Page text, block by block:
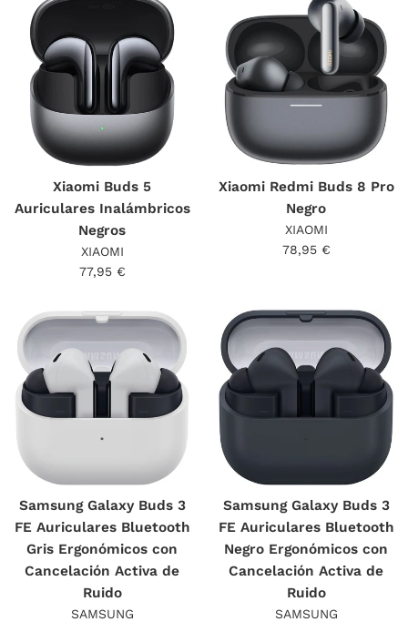
Xiaomi Buds 5
Auriculares Inalámbricos
Negros
XIAOMI
Precio
77,95 €
Xiaomi Redmi Buds 8 Pro
Negro
XIAOMI
Precio
78,95 €
Samsung Galaxy Buds 3
FE Auriculares Bluetooth
Gris Ergonómicos con
Cancelación Activa de
Ruido
SAMSUNG
Samsung Galaxy Buds 3
FE Auriculares Bluetooth
Negro Ergonómicos con
Cancelación Activa de
Ruido
SAMSUNG